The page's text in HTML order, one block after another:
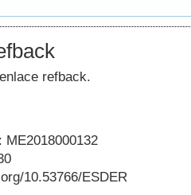
refback.
ME2018000132
10.53766/ESDER